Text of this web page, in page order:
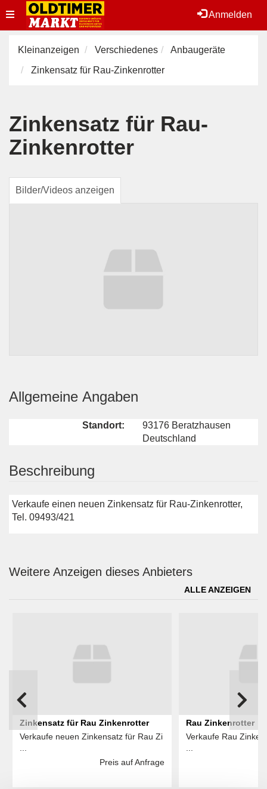
Anmelden
Toggle
navigation
Kleinanzeigen Verschiedenes
Anbaugeräte
Zinkensatz für Rau-Zinkenrotter
Zinkensatz für Rau-
Zinkenrotter
Bilder/Videos anzeigen
Allgemeine Angaben
Standort:
93176 Beratzhausen
Deutschland
Beschreibung
Verkaufe einen neuen Zinkensatz für Rau-Zinkenrotter,
Tel. 09493/421
Weitere Anzeigen dieses Anbieters
ALLE ANZEIGEN
Zinkensatz für Rau Zinkenrotter
Verkaufe neuen Zinkensatz für Rau Zi
Preis auf Anfrage
Rau Zinkenrotter
Verkaufe Rau